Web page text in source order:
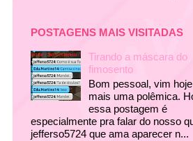
POSTAGENS MAIS VISITADAS
Tirando a máscara do
fimosento
Bom pessoal, vim
mais uma polêmica.
essa postagem é
especialmente pra falar do nosso
jefferso5724 que ama aparecer n...